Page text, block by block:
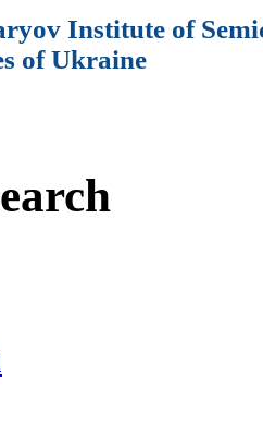
Institute of
of Ukraine